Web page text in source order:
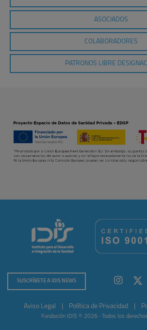
ASOCIADOS
COLABORADORES
PATRONOS LIBRE
SUSCRÍBETE A IDIS NEWS
Aviso Legal Política de Privacidad
Fundación IDIS © 2026 · Todos los